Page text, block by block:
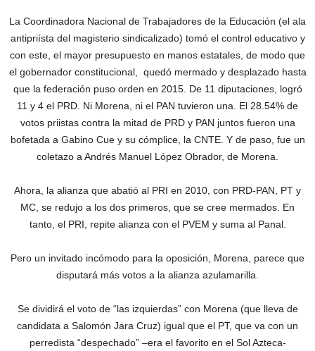
La Coordinadora Nacional de Trabajadores de la Educación (el ala
antipriísta del magisterio sindicalizado) tomó el control educativo y
con este, el mayor presupuesto en manos estatales, de modo que
el gobernador constitucional, quedó mermado y desplazado hasta
que la federación puso orden en 2015. De 11 diputaciones, logró
11 y 4 el PRD. Ni Morena, ni el PAN tuvieron una. El 28.54% de
votos priistas contra la mitad de PRD y PAN juntos fueron una
bofetada a Gabino Cue y su cómplice, la CNTE. Y de paso, fue un
coletazo a Andrés Manuel López Obrador, de Morena.
Ahora, la alianza que abatió al PRI en 2010, con PRD-PAN, PT y
MC, se redujo a los dos primeros, que se cree mermados. En
tanto, el PRI, repite alianza con el PVEM y suma al Panal.
Pero un invitado incómodo para la oposición, Morena, parece que
disputará más votos a la alianza azulamarilla.
Se dividirá el voto de “las izquierdas” con Morena (que lleva de
candidata a Salomón Jara Cruz) igual que el PT, que va con un
perredista “despechado” –era el favorito en el Sol Azteca-